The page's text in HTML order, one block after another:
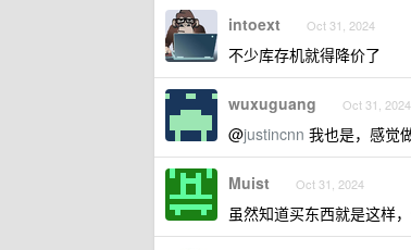
intoext Oct 31, 2024
不少库存机就得降价了
wuxuguang Oct 31, 2024
@justincnn 我也是，感觉
Muist Oct 31, 2024
虽然知道买东西就是这样